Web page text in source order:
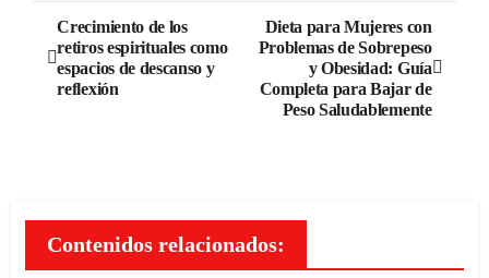
Navegación
de
Crecimiento de los
retiros espirituales como
espacios de descanso y
reflexión
Dieta para Mujeres con
Problemas de Sobrepeso
y Obesidad: Guía
Completa para Bajar de
Peso Saludablemente
Contenidos relacionados: